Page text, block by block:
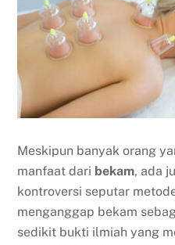
Meskipun banyak orang
manfaat dari bekam, ada
kontroversi seputar
menganggap bekam
sedikit bukti ilmiah yang